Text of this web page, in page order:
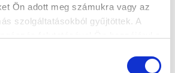
Ön adott meg számukra vagy az
szolgáltatásokból gyűjtöttek. A
játéklehetőség és további